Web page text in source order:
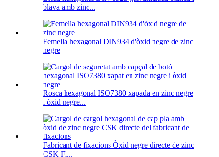
blava amb zinc...
Femella hexagonal DIN934 d'òxid negre de zinc
negre
Rosca hexagonal ISO7380 xapada en zinc negre
i òxid negre...
Fabricant de fixacions Òxid negre directe de zinc
CSK Fl...